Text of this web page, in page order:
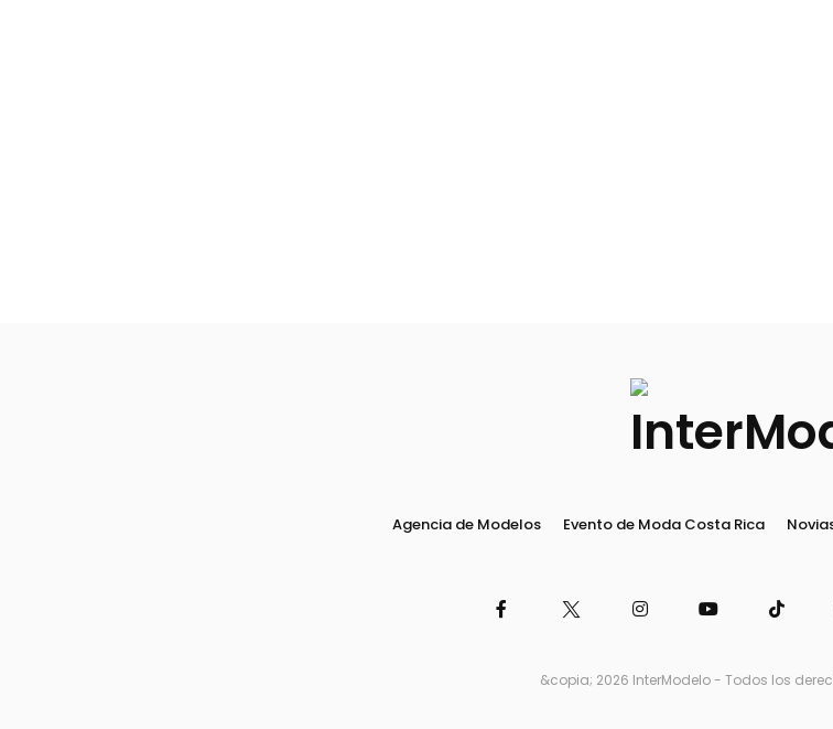
Agencia de Modelos Evento de Moda Costa Rica
&copia; 2026 InterModelo - Todos los